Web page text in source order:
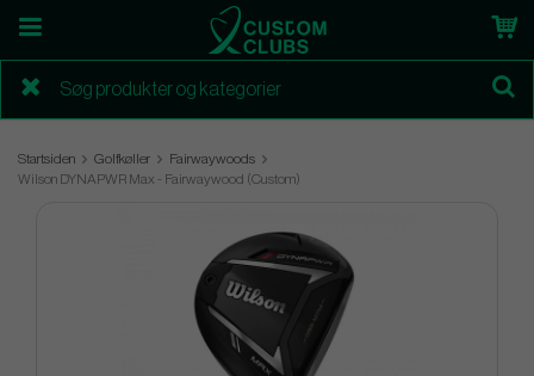
Startsiden Golfkøller
Fairwaywoods
Wilson DYNAPWR Max - Fairwaywood (Custom)